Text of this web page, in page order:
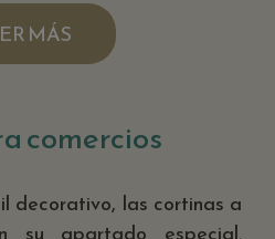
MÁS
comercios
decorativo, las cortinas a
su apartado especial.